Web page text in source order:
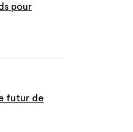
pour
futur de